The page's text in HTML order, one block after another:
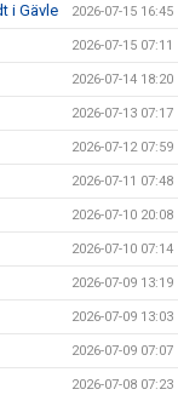
i Gävle 2026-07-15 16:45
2026-07-15 07:11
2026-07-14 18:20
2026-07-13 07:17
2026-07-12 07:59
2026-07-11 07:48
2026-07-10 20:08
2026-07-10 07:14
2026-07-09 13:19
2026-07-09 13:03
2026-07-09 07:07
2026-07-08 07:23